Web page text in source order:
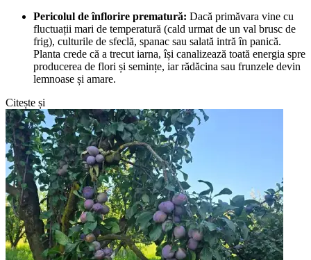
Pericolul de înflorire prematură: Dacă primăvara vine cu
fluctuații mari de temperatură (cald urmat de un val brusc de
frig), culturile de sfeclă, spanac sau salată intră în panică.
Planta crede că a trecut iarna, își canalizează toată energia spre
producerea de flori și semințe, iar rădăcina sau frunzele devin
lemnoase și amare.
Citește și